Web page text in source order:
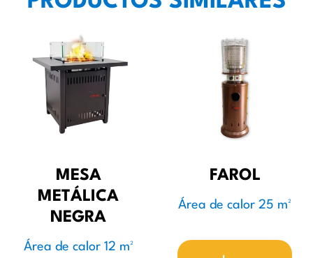
MESA
METÁLICA
NEGRA
Área de calor 12 m²
FAROL
Área de calor 25 m²